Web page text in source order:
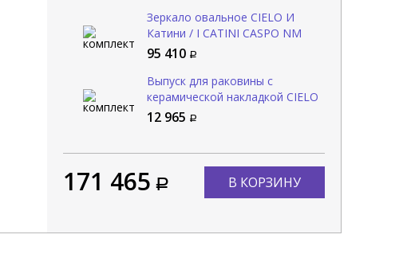
Зеркало овальное CIELO И
Катини / I CATINI CASPO NM
95 410
Выпуск для раковины с
керамической накладкой CIELO
Сива / SIWA PIL01 LN
12 965
171 465 В КОРЗИНУ